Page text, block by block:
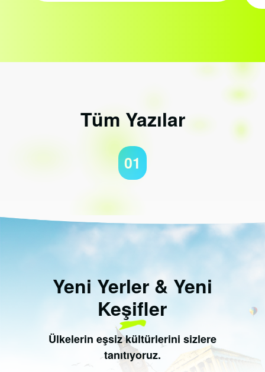
Tüm Yazılar
01
Yeni Yerler & Yeni
Keşifler
Ülkelerin eşsiz kültürlerini sizlere
tanıtıyoruz.